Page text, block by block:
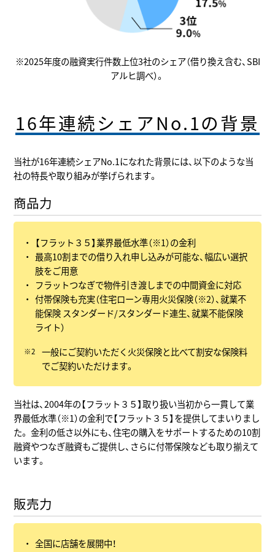
※2025年度の融資実行件数上位3社のシェア（借り換え含む、SBI
アルヒ調べ）。
16年連続シェアNo.1の背景
当社が16年連続シェアNo.1になれた背景には、以下のような当
社の特長や取り組みが挙げられます。
商品力
【フラット３５】業界最低水準（※1）の金利
最高10割までの借り入れ申し込みが可能な、幅広い選択
肢をご用意
フラットつなぎで物件引き渡しまでの中間資金に対応
付帯保険も充実（住宅ローン専用火災保険（※2）、就業不
能保険 スタンダード/スタンダード連生、就業不能保険
ライト）
一般にご契約いただく火災保険と比べて割安な保険料
でご契約いただけます。
当社は、2004年の【フラット３５】取り扱い当初から一貫して業
界最低水準（※1）の金利で【フラット３５】を提供してまいりまし
た。 金利の低さ以外にも、住宅の購入をサポートするための10割
融資やつなぎ融資もご提供し、さらに付帯保険なども取り揃えて
います。
販売力
全国に店舗を展開中！